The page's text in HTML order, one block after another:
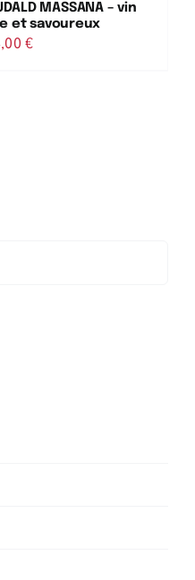
MASSANA – vin
et savoureux
€